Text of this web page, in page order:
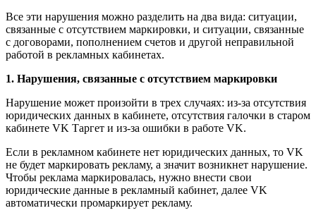
Все эти нарушения можно разделить на два вида: ситуации,
связанные с отсутствием маркировки, и ситуации, связанные
с договорами, пополнением счетов и другой неправильной
работой в рекламных кабинетах.
1. Нарушения, связанные с отсутствием маркировки
Нарушение может произойти в трех случаях: из-за отсутствия
юридических данных в кабинете, отсутствия галочки в старом
кабинете VK Таргет и из-за ошибки в работе VK.
Если в рекламном кабинете нет юридических данных, то VK
не будет маркировать рекламу, а значит возникнет нарушение.
Чтобы реклама маркировалась, нужно внести свои
юридические данные в рекламный кабинет, далее VK
автоматически промаркирует рекламу.